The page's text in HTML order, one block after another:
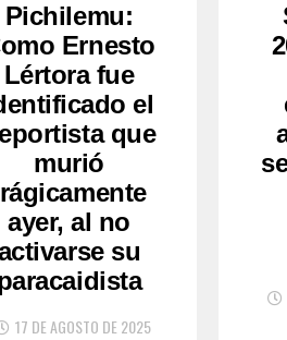
Pichilemu:
Ernesto
Lértora fue
el
que
murió
ayer, al no
su
17 DE AGOSTO DE 2025